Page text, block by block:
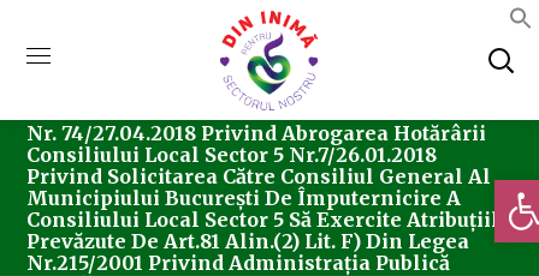
Consiliul Local Sector 5
Hotarari De Consiliu
Nr. 74/27.04.2018 Privind Abrogarea Hotărârii
Consiliului Local Sector 5 Nr.7/26.01.2018
Privind Solicitarea Către Consiliul General Al
Municipiului București De Împuternicire A
Consiliului Local Sector 5 Să Exercite Atribuțiile
Prevăzute De Art.81 Alin.(2) Lit. F) Din Legea
Nr.215/2001 Privind Administrația Publică